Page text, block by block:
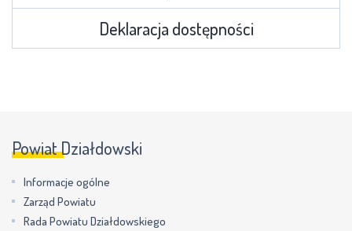
Deklaracja dostępności
Powiat Działdowski
Informacje ogólne
Zarząd Powiatu
Rada Powiatu Działdowskiego